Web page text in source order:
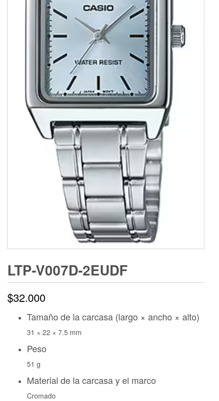
LTP-V007D-2EUDF
$32.000
Tamaño de la carcasa (largo × ancho × alto)
31 × 22 × 7.5 mm
Peso
51 g
Material de la carcasa y el marco
Cromado